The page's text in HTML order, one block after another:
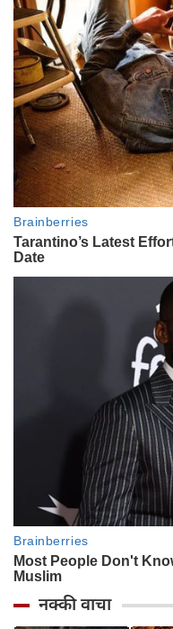
नक्की वाचा